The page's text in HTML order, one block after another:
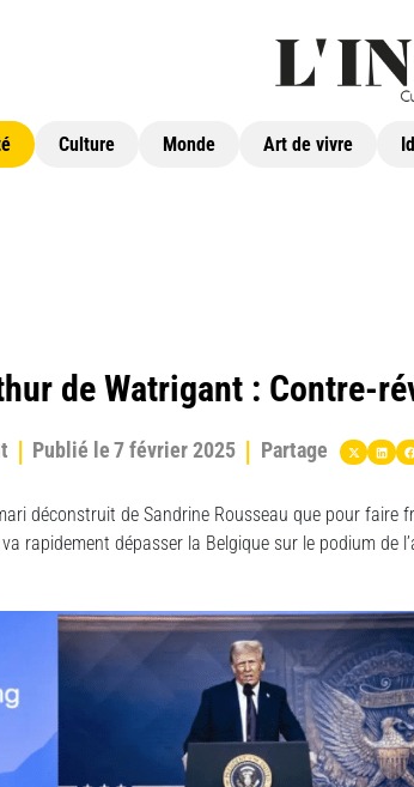
Culture Monde Art de vivre
de Watrigant : Contre-
Publié le 7 février 2025 Partage
déconstruit de Sandrine Rousseau que pour faire
rapidement dépasser la Belgique sur le podium de